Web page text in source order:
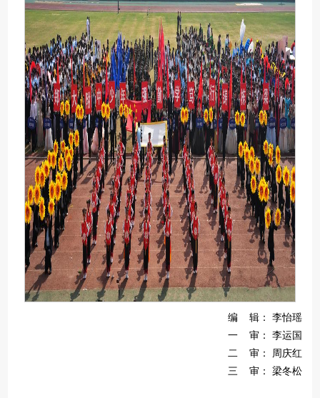
编 辑： 李怡瑶
一 审： 李运国
二 审： 周庆红
三 审： 梁冬松